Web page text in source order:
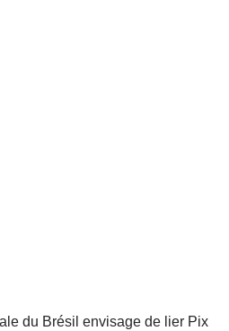
du Brésil envisage de lier Pix